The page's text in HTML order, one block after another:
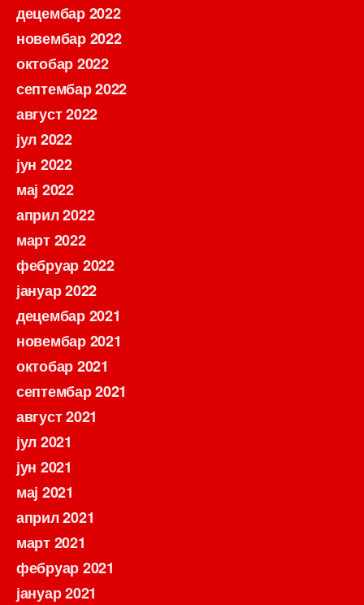
децембар 2022
новембар 2022
октобар 2022
септембар 2022
август 2022
јул 2022
јун 2022
мај 2022
април 2022
март 2022
фебруар 2022
јануар 2022
децембар 2021
новембар 2021
октобар 2021
септембар 2021
август 2021
јул 2021
јун 2021
мај 2021
април 2021
март 2021
фебруар 2021
јануар 2021